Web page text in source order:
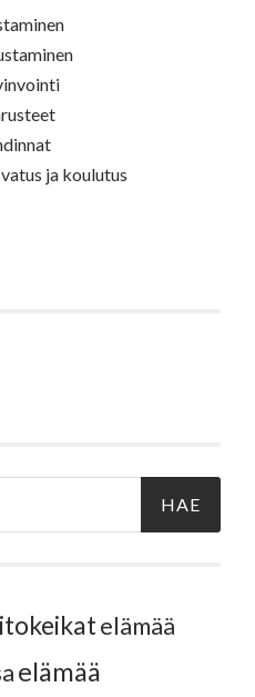
ja koulutus
elämää
elämää